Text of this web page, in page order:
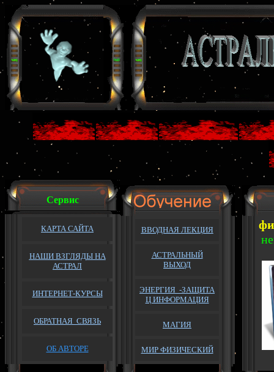
Сервис
КАРТА САЙТА
НАШИ ВЗГЛЯДЫ НА
АСТРАЛ
ИНТЕРНЕТ-КУРСЫ
ОБРАТНАЯ СВЯЗЬ
ОБ АВТОРЕ
ВВОДНАЯ ЛЕКЦИЯ
АСТРАЛЬНЫЙ
ВЫХОД
ЭНЕРГИЯ -ЗАЩИТА
Ц ИНФОРМАЦИЯ
МАГИЯ
МИР ФИЗИЧЕСКИЙ